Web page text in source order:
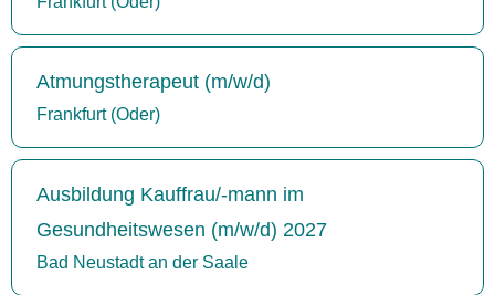
Atmungstherapeut (m/w/d)
Frankfurt (Oder)
Ausbildung Kauffrau/-mann im
Gesundheitswesen (m/w/d) 2027
Bad Neustadt an der Saale